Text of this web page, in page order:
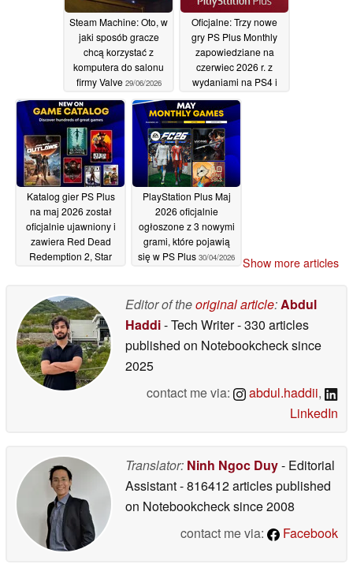
Steam Machine: Oto, w
jaki sposób gracze
chcą korzystać z
komputera do salonu
firmy Valve 29/06/2026
Oficjalne: Trzy nowe
gry PS Plus Monthly
zapowiedziane na
czerwiec 2026 r. z
wydaniami na PS4 i
26/05/2026
Katalog gier PS Plus
na maj 2026 został
oficjalnie ujawniony i
zawiera Red Dead
Redemption 2, Star
PlayStation Plus Maj
2026 oficjalnie
ogłoszone z 3 nowymi
grami, które pojawią
się w PS Plus 30/04/2026 Show more articles
Editor of theoriginal article:Abdul
Haddi- Tech Writer- 330 articles
published on Notebookchecksince
2025
contact me via:
abdul.haddii,
LinkedIn
Translator: Ninh Ngoc Duy- Editorial
Assistant- 816412 articles published
on Notebookchecksince 2008
contact me via:
Facebook